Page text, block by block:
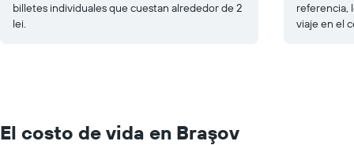
billetes individuales que cuestan alrededor de 2
lei.
referencia,
viaje en el
El costo de vida en Braşov